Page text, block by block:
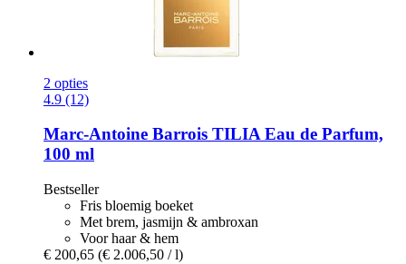
2 opties
4.9 (12)
Marc-Antoine Barrois TILIA Eau de Parfum,
100 ml
Bestseller
Fris bloemig boeket
Met brem, jasmijn & ambroxan
Voor haar & hem
€ 200,65 (€ 2.006,50 / l)